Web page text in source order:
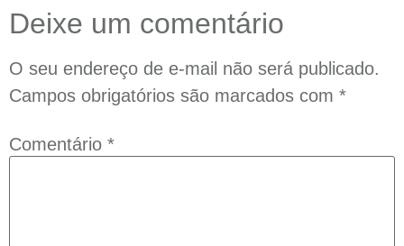
Deixe um comentário
O seu endereço de e-mail não será publicado.
Campos obrigatórios são marcados com *
Comentário *